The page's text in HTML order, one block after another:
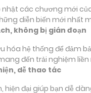
các chương mới
diễn biến mới nhất
không bị gián đoạn
hóa hệ thống để đảm
đến trải nghiệm
dễ thao tác
hiện đại giúp bạn dễ